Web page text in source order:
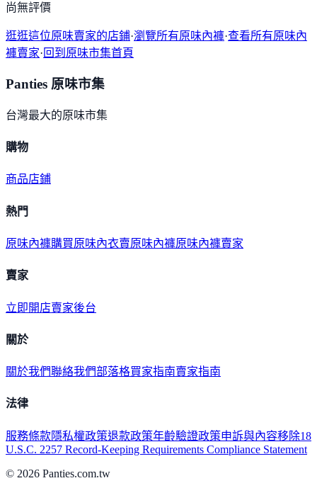
尚無評價
逛逛這位原味賣家的店鋪·瀏覽所有原味內褲·查看所有原味內
褲賣家·回到原味市集首頁
Panties 原味市集
台灣最大的原味市集
購物
商品店鋪
熱門
原味內褲購買原味內衣賣原味內褲原味內褲賣家
賣家
立即開店賣家後台
關於
關於我們聯絡我們部落格買家指南賣家指南
法律
服務條款隱私權政策退款政策年齡驗證政策申訴與內容移除18
U.S.C. 2257 Record-Keeping Requirements Compliance Statement
© 2026 Panties.com.tw